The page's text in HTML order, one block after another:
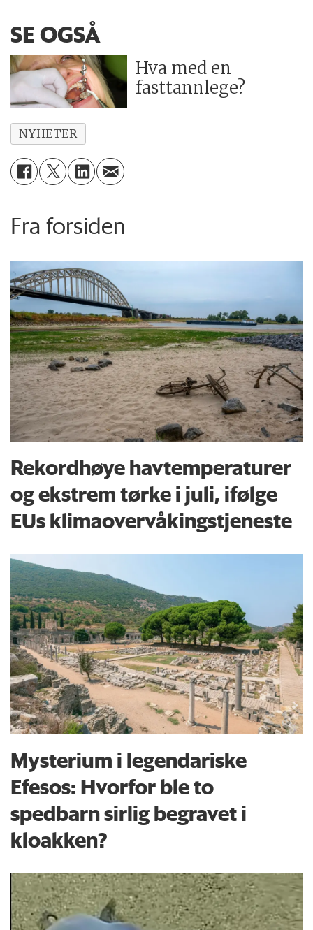
SE OGSÅ
Hva med en
fasttannlege?
NYHETER
Fra forsiden
Rekordhøye havtemperaturer
og ekstrem tørke i juli, ifølge
EUs klima­overvåkings­tjeneste
Mysterium i legendariske
Efesos: Hvorfor ble to
spedbarn sirlig begravet i
kloakken?